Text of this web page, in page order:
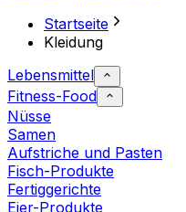
Startseite
Kleidung
Lebensmittel
Fitness-Food
Nüsse
Samen
Aufstriche und Pasten
Fisch-Produkte
Fertiggerichte
Eier-Produkte